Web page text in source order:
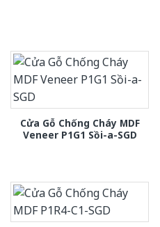
Cửa Gỗ Chống Cháy MDF
Veneer P1G1 Sồi-a-SGD